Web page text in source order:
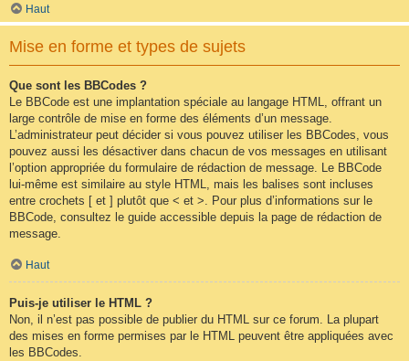
Haut
Mise en forme et types de sujets
Que sont les BBCodes ?
Le BBCode est une implantation spéciale au langage HTML, offrant un
large contrôle de mise en forme des éléments d’un message.
L’administrateur peut décider si vous pouvez utiliser les BBCodes, vous
pouvez aussi les désactiver dans chacun de vos messages en utilisant
l’option appropriée du formulaire de rédaction de message. Le BBCode
lui-même est similaire au style HTML, mais les balises sont incluses
entre crochets [ et ] plutôt que < et >. Pour plus d’informations sur le
BBCode, consultez le guide accessible depuis la page de rédaction de
message.
Haut
Puis-je utiliser le HTML ?
Non, il n’est pas possible de publier du HTML sur ce forum. La plupart
des mises en forme permises par le HTML peuvent être appliquées avec
les BBCodes.